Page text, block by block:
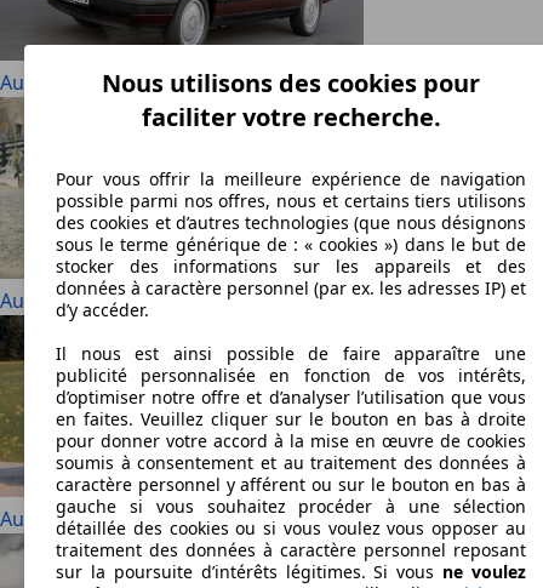
Audi 100
Audi 200
Audi 80
Nous utilisons des cookies pour
faciliter votre recherche.
Pour vous offrir la meilleure expérience de navigation
possible parmi nos offres, nous et certains tiers utilisons
des cookies et d’autres technologies (que nous désignons
sous le terme générique de : « cookies ») dans le but de
stocker des informations sur les appareils et des
données à caractère personnel (par ex. les adresses IP) et
d’y accéder.
Il nous est ainsi possible de faire apparaître une
publicité personnalisée en fonction de vos intérêts,
d’optimiser notre offre et d’analyser l’utilisation que vous
en faites. Veuillez cliquer sur le bouton en bas à droite
pour donner votre accord à la mise en œuvre de cookies
soumis à consentement et au traitement des données à
caractère personnel y afférent ou sur le bouton en bas à
gauche si vous souhaitez procéder à une sélection
détaillée des cookies ou si vous voulez vous opposer au
traitement des données à caractère personnel reposant
sur la poursuite d’intérêts légitimes. Si vous ne voulez